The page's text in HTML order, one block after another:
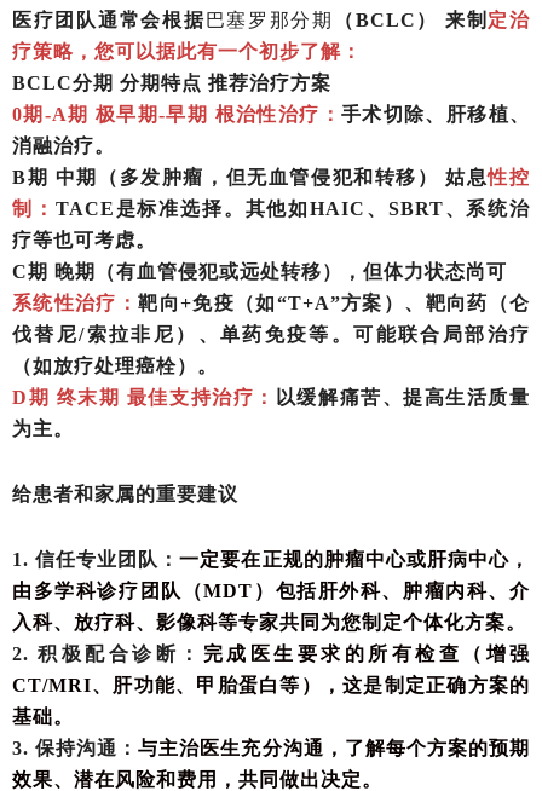
医疗团队通常会根据巴塞罗那分期 （BCLC） 来制 定治
疗策略，您可以据此有一个初步了解：
BCLC分期 分期特点 推荐治疗方案
0期-A期 极早期-早期 根治性治疗： 手术切除、肝移植、
消融治疗。
B期 中期（多发肿瘤，但无血管侵犯和转移） 姑息性控
制： TACE是标准选择。其他如HAIC、SBRT、系统治
疗等也可考虑。
C期 晚期（有血管侵犯或远处转移），但体力状态尚可
系统性治疗：靶向+免疫（如“T+A”方案）、靶向药（仑
伐替尼/索拉非尼）、单药免疫等。可能联合局部治疗
（如放疗处理癌栓）。
D期 终末期 最佳支持治疗：
以缓解痛苦、提高生活质量
为主。
给患者和家属的重要建议
1. 信任专业团队：一定要在正规的肿瘤中心或肝病中心，
由多学科诊疗团队（MDT）包括肝外科、肿瘤内科、介
入科、放疗科、影像科等专家共同为您制定个体化方案。
2. 积极配合诊断： 完成医生要求的所有检查（增强
CT/MRI、肝功能、甲胎蛋白等），这是制定正确方案的
基础。
3. 保持沟通：与主治医生充分沟通，了解每个方案的预期
效果、潜在风险和费用，共同做出决定。